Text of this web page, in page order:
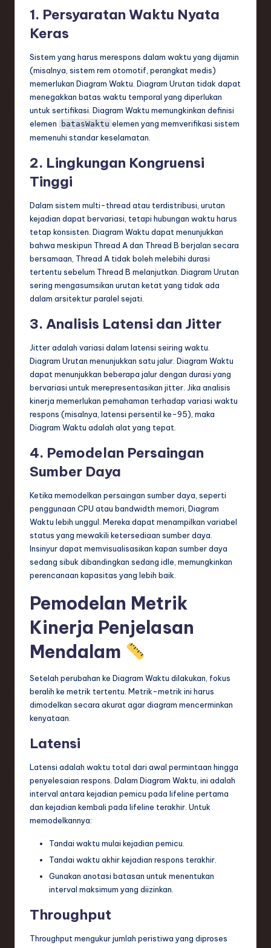
1. Persyaratan Waktu Nyata
Keras
Sistem yang harus merespons dalam waktu yang dijamin
(misalnya, sistem rem otomotif, perangkat medis)
memerlukan Diagram Waktu. Diagram Urutan tidak dapat
menegakkan batas waktu temporal yang diperlukan
untuk sertifikasi. Diagram Waktu memungkinkan definisi
elemen
batasWaktu elemen yang memverifikasi sistem
memenuhi standar keselamatan.
2. Lingkungan Kongruensi
Tinggi
Dalam sistem multi-thread atau terdistribusi, urutan
kejadian dapat bervariasi, tetapi hubungan waktu harus
tetap konsisten. Diagram Waktu dapat menunjukkan
bahwa meskipun Thread A dan Thread B berjalan secara
bersamaan, Thread A tidak boleh melebihi durasi
tertentu sebelum Thread B melanjutkan. Diagram Urutan
sering mengasumsikan urutan ketat yang tidak ada
dalam arsitektur paralel sejati.
3. Analisis Latensi dan Jitter
Jitter adalah variasi dalam latensi seiring waktu.
Diagram Urutan menunjukkan satu jalur. Diagram Waktu
dapat menunjukkan beberapa jalur dengan durasi yang
bervariasi untuk merepresentasikan jitter. Jika analisis
kinerja memerlukan pemahaman terhadap variasi waktu
respons (misalnya, latensi persentil ke-95), maka
Diagram Waktu adalah alat yang tepat.
4. Pemodelan Persaingan
Sumber Daya
Ketika memodelkan persaingan sumber daya, seperti
penggunaan CPU atau bandwidth memori, Diagram
Waktu lebih unggul. Mereka dapat menampilkan variabel
status yang mewakili ketersediaan sumber daya.
Insinyur dapat memvisualisasikan kapan sumber daya
sedang sibuk dibandingkan sedang idle, memungkinkan
perencanaan kapasitas yang lebih baik.
Pemodelan Metrik
Kinerja Penjelasan
Mendalam
Setelah perubahan ke Diagram Waktu dilakukan, fokus
beralih ke metrik tertentu. Metrik-metrik ini harus
dimodelkan secara akurat agar diagram mencerminkan
kenyataan.
Latensi
Latensi adalah waktu total dari awal permintaan hingga
penyelesaian respons. Dalam Diagram Waktu, ini adalah
interval antara kejadian pemicu pada lifeline pertama
dan kejadian kembali pada lifeline terakhir. Untuk
memodelkannya:
Tandai waktu mulai kejadian pemicu.
Tandai waktu akhir kejadian respons terakhir.
Gunakan anotasi batasan untuk menentukan
interval maksimum yang diizinkan.
Throughput
Throughput mengukur jumlah peristiwa yang diproses